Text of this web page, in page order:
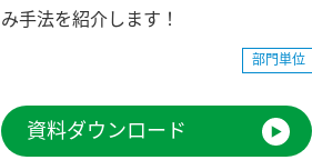
み手法を紹介します！
部門単位
資料ダウンロード